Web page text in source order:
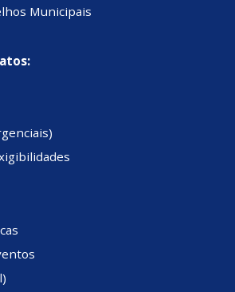
Municipais